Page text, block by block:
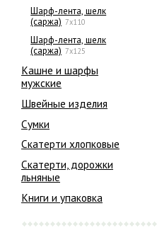
Шарф-лента, шелк
(саржа) 7х110
Шарф-лента, шелк
(саржа) 7х125
Кашне и шарфы
мужские
Швейные изделия
Сумки
Скатерти хлопковые
Скатерти, дорожки
льняные
Книги и упаковка